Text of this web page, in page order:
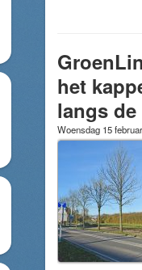
het
langs
Woensdag 15